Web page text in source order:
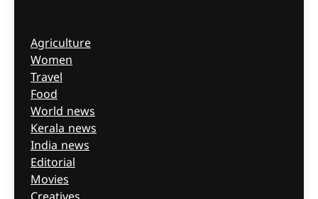
Agriculture
Women
Travel
Food
World news
Kerala news
India news
Editorial
Movies